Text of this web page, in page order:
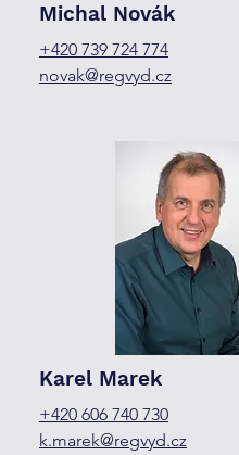
Michal Novák
+420 739 724 774
novak@regvyd.cz
Karel Marek
+420 606 740 730
k.marek@regvyd.cz